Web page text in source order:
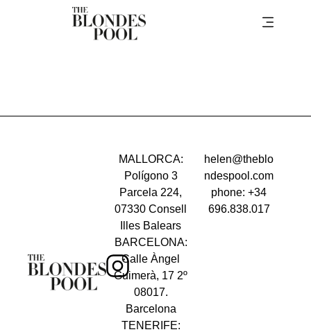
ICICLE
MALLORCA:
Polígono 3
Parcela 224,
07330 Consell
Illes Balears
BARCELONA:
Calle Àngel
Guimerà, 17 2º
08017.
Barcelona
TENERIFE:
helen@theblo
ndespool.com
phone: +34
696.838.017